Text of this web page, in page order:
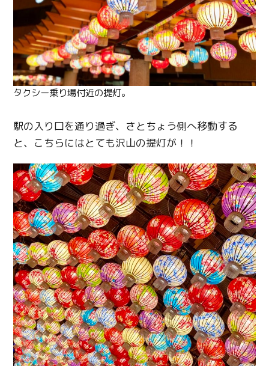
タクシー乗り場付近の提灯。
駅の入り口を通り過ぎ、さとちょう側へ移動する
と、こちらにはとても沢山の提灯が！！